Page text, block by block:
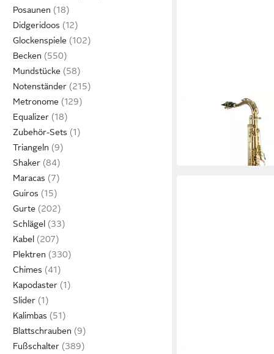
Posaunen
Didgeridoos
Glockenspiele
Becken
Mundstücke
Notenständer
Metronome
Equalizer
Zubehör-Sets
Triangeln
Shaker
Maracas
Guiros
Gurte
Schlägel
Kabel
Plektren
Chimes
Kapodaster
Slider
Kalimbas
Blattschrauben
Fußschalter
in 3-4 Werktagen bei dir